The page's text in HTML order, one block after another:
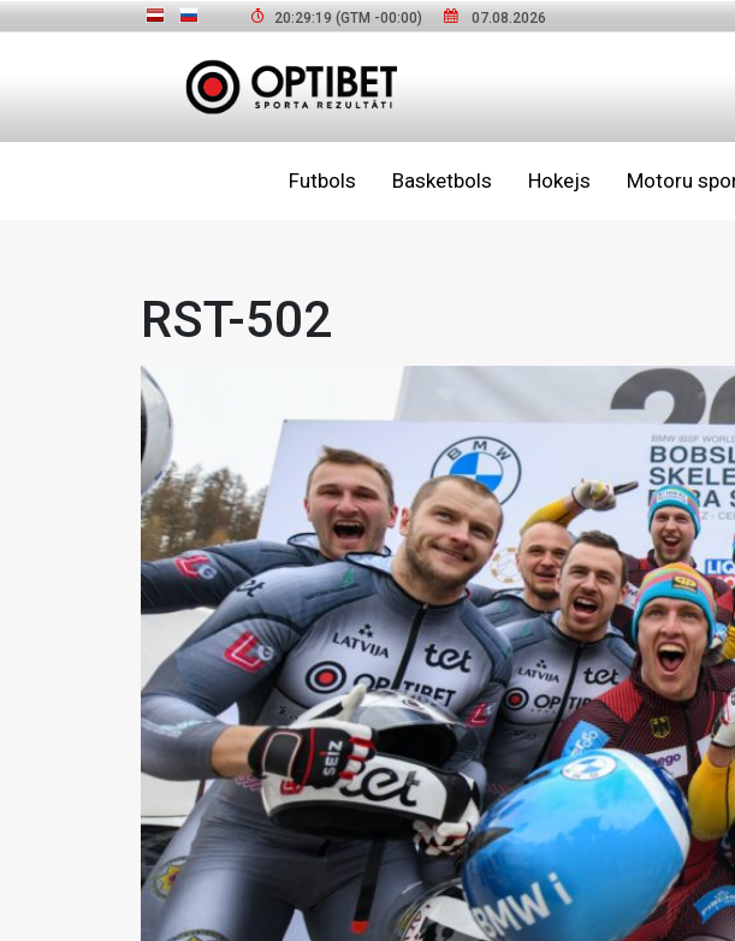
20:29:20 (GTM -00:00) 07.08.2026
Futbols Basketbols Hokejs Motoru
RST-502